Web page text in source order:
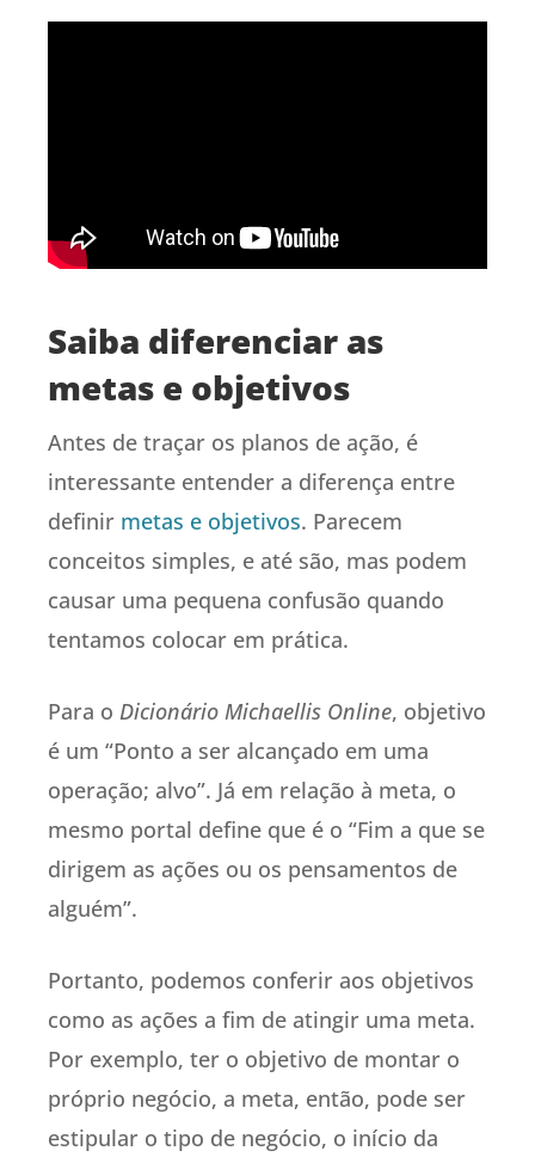
Saiba diferenciar as
metas e objetivos
Antes de traçar os planos de ação, é
interessante entender a diferença entre
definir metas e objetivos. Parecem
conceitos simples, e até são, mas podem
causar uma pequena confusão quando
tentamos colocar em prática.
Para o Dicionário Michaellis Online, objetivo
é um “Ponto a ser alcançado em uma
operação; alvo”. Já em relação à meta, o
mesmo portal define que é o “Fim a que se
dirigem as ações ou os pensamentos de
alguém”.
Portanto, podemos conferir aos objetivos
como as ações a fim de atingir uma meta.
Por exemplo, ter o objetivo de montar o
próprio negócio, a meta, então, pode ser
estipular o tipo de negócio, o início da